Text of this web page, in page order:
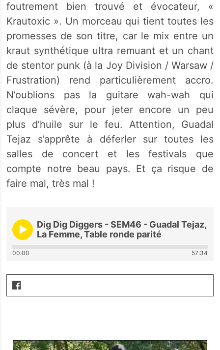
foutrement bien trouvé et évocateur, «
Krautoxic ». Un morceau qui tient toutes les
promesses de son titre, car le mix entre un
kraut synthétique ultra remuant et un chant
de stentor punk (à la Joy Division / Warsaw /
Frustration) rend particulièrement accro.
N’oublions pas la guitare wah-wah qui
claque sévère, pour jeter encore un peu
plus d’huile sur le feu. Attention, Guadal
Tejaz s’apprête à déferler sur toutes les
salles de concert et les festivals que
compte notre beau pays. Et ça risque de
faire mal, très mal !
Dig Dig Diggers - SEM46 - Guadal Tejaz,
La Femme, Table ronde parité
00:00 57:34